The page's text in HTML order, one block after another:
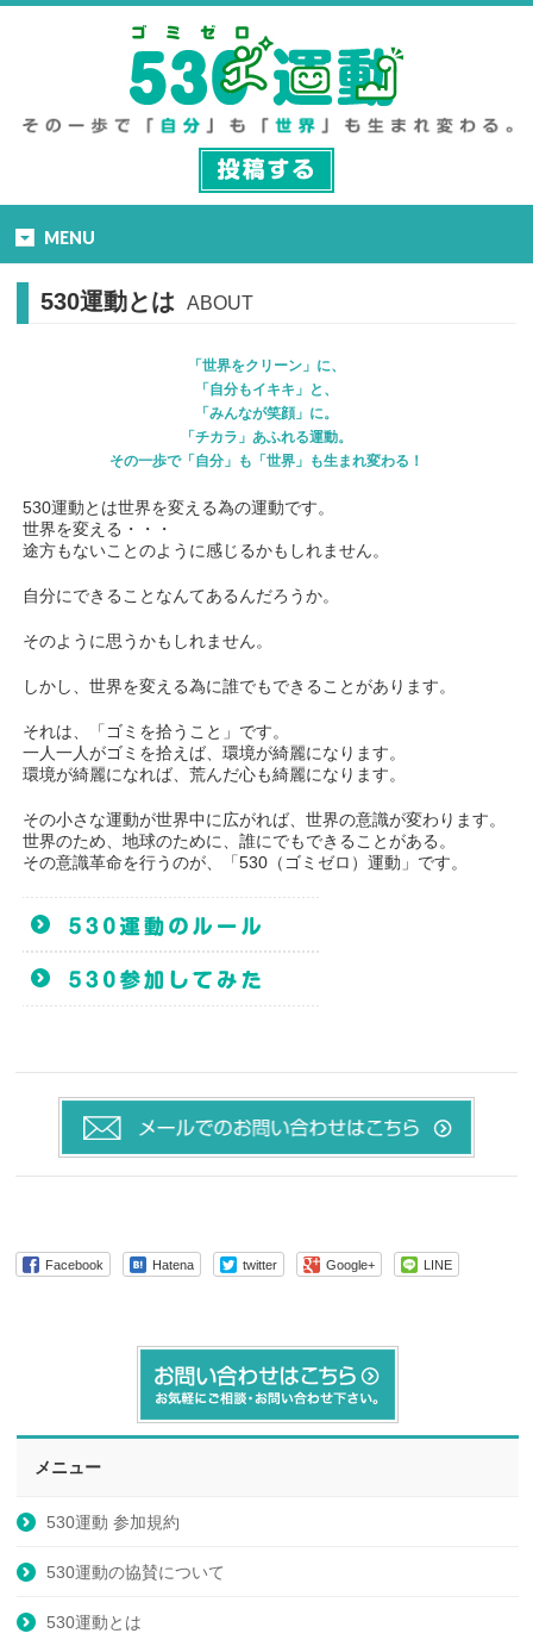
MENU
530運動とは ABOUT
「世界をクリーン」に、
「自分もイキキ」と、
「みんなが笑顔」に。
「チカラ」あふれる運動。
その一歩で「自分」も「世界」も生まれ変わる！
530運動とは世界を変える為の運動です。
世界を変える・・・
途方もないことのように感じるかもしれません。
自分にできることなんてあるんだろうか。
そのように思うかもしれません。
しかし、世界を変える為に誰でもできることがあります。
それは、「ゴミを拾うこと」です。
一人一人がゴミを拾えば、環境が綺麗になります。
環境が綺麗になれば、荒んだ心も綺麗になります。
その小さな運動が世界中に広がれば、世界の意識が変わります。
世界のため、地球のために、誰にでもできることがある。
その意識革命を行うのが、「530（ゴミゼロ）運動」です。
Facebook Hatena twitter Google+ LINE
メニュー
530運動 参加規約
530運動の協賛について
530運動とは